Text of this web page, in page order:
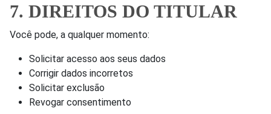
7. DIREITOS DO TITULAR
Você pode, a qualquer momento:
Solicitar acesso aos seus dados
Corrigir dados incorretos
Solicitar exclusão
Revogar consentimento